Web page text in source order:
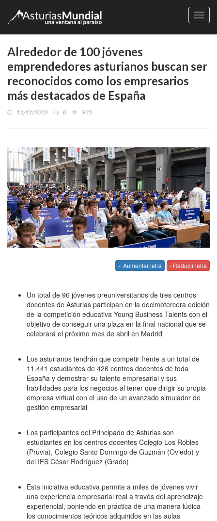
Alrededor de 100 jóvenes
emprendedores asturianos buscan ser
reconocidos como los empresarios
más destacados de España
12/12/2023 0 935
+ Aumentar letra - Reducir letra
Un total de 96 jóvenes preuniversitarios de tres centros
docentes de Asturias participan en la decimotercera edición
de la competición educativa Young Business Talents con el
objetivo de conseguir una plaza en la final nacional que se
celebrará el próximo mes de abril en Madrid
Los asturianos tendrán que competir frente a un total de
11.441 estudiantes de 426 centros docentes de toda
España y demostrar su talento empresarial y sus
habilidades para los negocios al tener que dirigir su propia
empresa virtual con el uso de un avanzado simulador de
gestión empresarial
Los participantes del Principado de Asturias son
estudiantes en los centros docentes Colegio Los Robles
(Pruvia), Colegio Santo Domingo de Guzmán (Oviedo) y
del IES César Rodríguez (Grado)
Esta iniciativa educativa permite a miles de jóvenes vivir
una experiencia empresarial real a través del aprendizaje
experiencial, poniendo en práctica de una manera lúdica
los conocimientos teóricos adquiridos en las aulas